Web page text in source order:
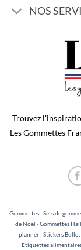
NOS
Trouvez
Les Gommettes
Gommettes-Sets de
de Noël -Gommettes
planner - Stickers
Etiquettes